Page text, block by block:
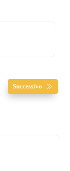
Successivo